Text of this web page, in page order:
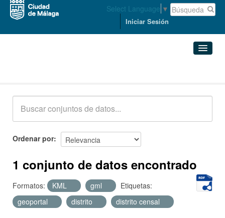
Select Language ▼
Iniciar Sesión
Acerca de
Ordenar por
1 conjunto de datos encontrado
Formatos: KML gml
Etiquetas:
geoportal
distrito distrito censal